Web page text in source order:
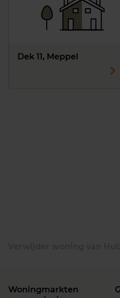
Dek 11, Meppel
Woningmarkten